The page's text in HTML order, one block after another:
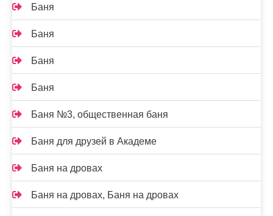
Баня
Баня
Баня
Баня
Баня №3, общественная баня
Баня для друзей в Академе
Баня на дровах
Баня на дровах, Баня на дровах